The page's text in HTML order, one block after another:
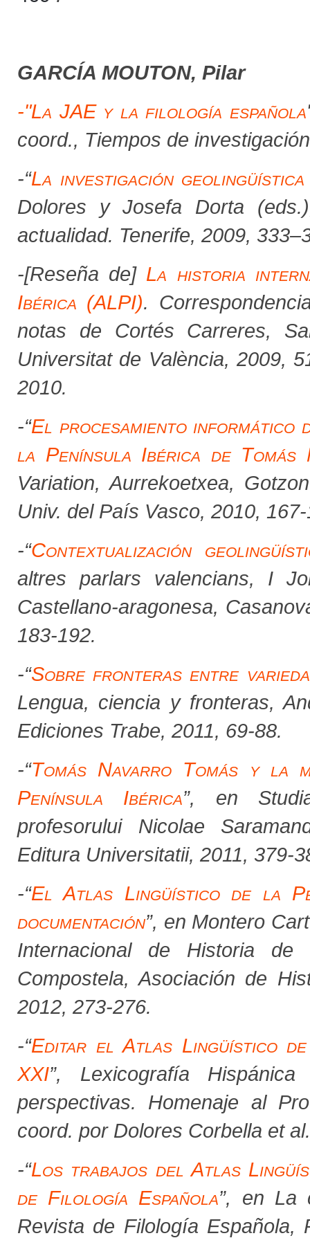
GARCÍA MOUTON, Pilar
-"La JAE y la filología española
coord., Tiempos de investigación
-“La investigación
Dolores y Josefa Dorta
actualidad. Tenerife, 2009,
-[Reseña de] La historia
Ibérica (ALPI).
notas de Cortés Carreres,
Universitat de València, 2009,
2010.
-“El procesamiento informático
la Península Ibérica de Tomás
Variation,Aurrekoetxea,
Univ. del País Vasco, 2010,
-“Contextualización
altres parlars valencians, I
Castellano-aragonesa,
183-192.
-“Sobre fronteras entre
Lengua, ciencia y fronteras,
Ediciones Trabe, 2011, 69-88.
-“Tomás Navarro Tomás y la
Península Ibérica”, en
profesorului Nicolae
Editura Universitatii, 2011, 379-
-“ElAtlas Lingüístico de la
documentación”, en Montero
Internacional de Historia de
Compostela, Asociación de
2012, 273-276.
-“Editar el Atlas Lingüístico
XXI”,
Lexicografía
perspectivas. Homenaje al
coord. por Dolores Corbella et al.
-“Los trabajos del Atlas
de Filología Española”, en La
Revista de Filología Española,